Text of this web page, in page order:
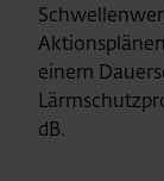
einem
dB.